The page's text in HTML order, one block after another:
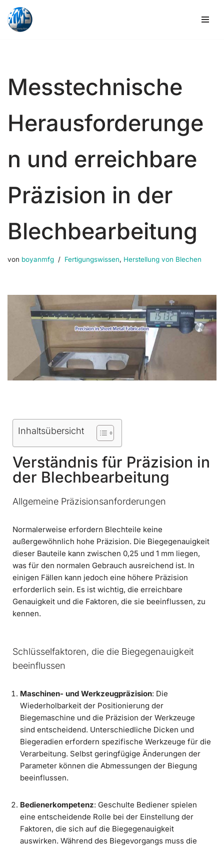
Zum
Messtechnische
Herausforderunge
n und erreichbare
Präzision in der
Blechbearbeitung
von boyanmfg Fertigungswissen, Herstellung von Blechen
Inhaltsübersicht
Verständnis für Präzision in
der Blechbearbeitung
Allgemeine Präzisionsanforderungen
Normalerweise erfordern Blechteile keine
außergewöhnlich hohe Präzision. Die Biegegenauigkeit
dieser Bauteile kann zwischen 0,25 und 1 mm liegen,
was für den normalen Gebrauch ausreichend ist. In
einigen Fällen kann jedoch eine höhere Präzision
erforderlich sein. Es ist wichtig, die erreichbare
Genauigkeit und die Faktoren, die sie beeinflussen, zu
kennen.
Schlüsselfaktoren, die die Biegegenauigkeit
beeinflussen
Maschinen- und Werkzeugpräzision: Die
Wiederholbarkeit der Positionierung der
Biegemaschine und die Präzision der Werkzeuge
sind entscheidend. Unterschiedliche Dicken und
Biegeradien erfordern spezifische Werkzeuge für die
Verarbeitung. Selbst geringfügige Änderungen der
Parameter können die Abmessungen der Biegung
beeinflussen.
Bedienerkompetenz: Geschulte Bediener spielen
eine entscheidende Rolle bei der Einstellung der
Faktoren, die sich auf die Biegegenauigkeit
auswirken. Während des Biegevorgangs muss die